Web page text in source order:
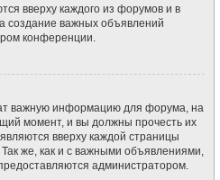
вверху каждого из форумов и в
создание важных объявлений
конференции.
важную информацию для форума, на
момент, и вы должны прочесть их
вверху каждой страницы
же, как и с важными объявлениями,
администратором.